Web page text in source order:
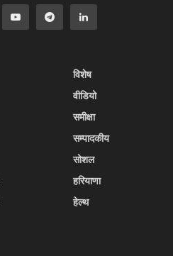
विशेष
वीडियो
समीक्षा
सम्पादकीय
सोशल
हरियाणा
हेल्थ